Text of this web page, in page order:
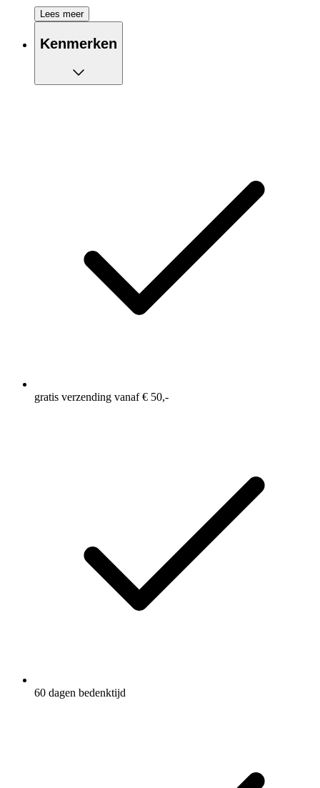
De belangrijkste eigenschappen van adidas
Adizero Essentials Tight op een rijtje:
Beweeg vrijuit door het elastische materiaal
Mesh inzetstukken voor extra ventilatie en
Lees meer
Kenmerken
gratis verzending vanaf € 50,-
60 dagen bedenktijd